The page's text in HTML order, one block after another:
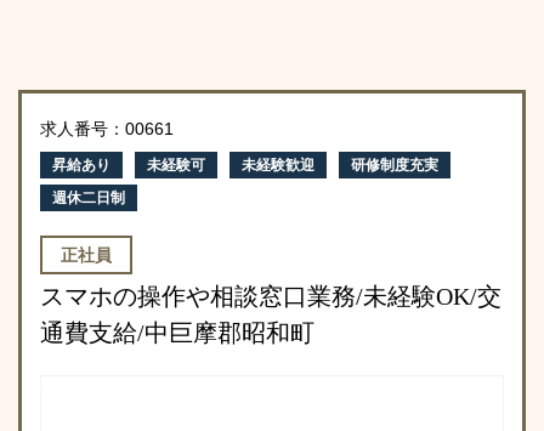
求人番号：00661
昇給あり 未経験可 未経験歓迎
研修制度充実
週休二日制
正社員
スマホの操作や相談窓口業務/未経験OK/交
通費支給/中巨摩郡昭和町